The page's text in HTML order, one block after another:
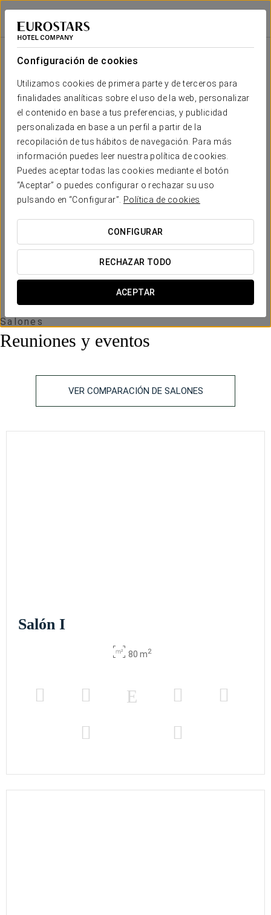
Configuración de cookies
Utilizamos cookies de primera parte y de terceros para
finalidades analíticas sobre el uso de la web, personalizar
el contenido en base a tus preferencias, y publicidad
personalizada en base a un perfil a partir de la
recopilación de tus hábitos de navegación. Para más
información puedes leer nuestra política de cookies.
Puedes aceptar todas las cookies mediante el botón
“Aceptar” o puedes configurar o rechazar su uso
pulsando en “Configurar”.
Política de cookies
CONFIGURAR
RECHAZAR TODO
ACEPTAR
Eurostars Casa Anfa
CASABLANCA
Tu evento en
SOLICITAR PRESUPUESTO
Salones
Reuniones y eventos
VER COMPARACIÓN DE SALONES
Sala
U
Salón I
80 m
altura
40 50 40 25 25 50
Salón II
x m
altura
50 60 42 30 30 60
Salón III
90 m 2
x m
50 60 42 30 30
+ III
x m
altura
120 180 130 70
Salón I
80 m2